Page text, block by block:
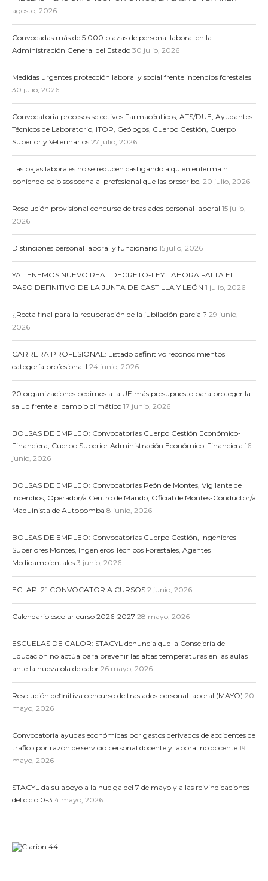
agosto, 2026
Convocadas más de 5.000 plazas de personal laboral en la
Administración General del Estado 30 julio, 2026
Medidas urgentes protección laboral y social frente incendios forestales
30 julio, 2026
Convocatoria procesos selectivos Farmacéuticos, ATS/DUE, Ayudantes
Técnicos de Laboratorio, ITOP, Geólogos, Cuerpo Gestión, Cuerpo
Superior y Veterinarios 27 julio, 2026
Las bajas laborales no se reducen castigando a quien enferma ni
poniendo bajo sospecha al profesional que las prescribe. 20 julio, 2026
Resolución provisional concurso de traslados personal laboral 15 julio,
2026
Distinciones personal laboral y funcionario 15 julio, 2026
YA TENEMOS NUEVO REAL DECRETO-LEY… AHORA FALTA EL
PASO DEFINITIVO DE LA JUNTA DE CASTILLA Y LEÓN 1 julio, 2026
¿Recta final para la recuperación de la jubilación parcial? 29 junio,
2026
CARRERA PROFESIONAL: Listado definitivo reconocimientos
categoría profesional I 24 junio, 2026
20 organizaciones pedimos a la UE más presupuesto para proteger la
salud frente al cambio climático 17 junio, 2026
BOLSAS DE EMPLEO: Convocatorias Cuerpo Gestión Económico-
Financiera, Cuerpo Superior Administración Económico-Financiera 16
junio, 2026
BOLSAS DE EMPLEO: Convocatorias Peón de Montes, Vigilante de
Incendios, Operador/a Centro de Mando, Oficial de Montes-Conductor/a
Maquinista de Autobomba 8 junio, 2026
BOLSAS DE EMPLEO: Convocatorias Cuerpo Gestión, Ingenieros
Superiores Montes, Ingenieros Técnicos Forestales, Agentes
Medioambientales 3 junio, 2026
ECLAP: 2ª CONVOCATORIA CURSOS 2 junio, 2026
Calendario escolar curso 2026-2027 28 mayo, 2026
ESCUELAS DE CALOR: STACYL denuncia que la Consejería de
Educación no actúa para prevenir las altas temperaturas en las aulas
ante la nueva ola de calor 26 mayo, 2026
Resolución definitiva concurso de traslados personal laboral (MAYO) 20
mayo, 2026
Convocatoria ayudas económicas por gastos derivados de accidentes de
tráfico por razón de servicio personal docente y laboral no docente 19
mayo, 2026
STACYL da su apoyo a la huelga del 7 de mayo y a las reivindicaciones
del ciclo 0-3 4 mayo, 2026